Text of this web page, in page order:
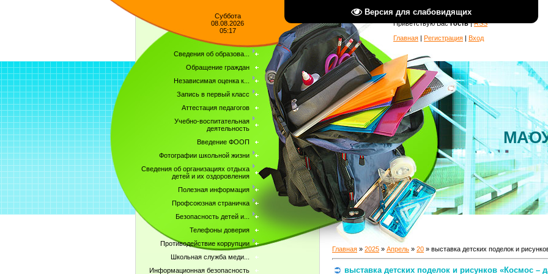
Версия для слабовидящих
Суббота
08.08.2026
05:17
Сведения об образова...
Обращение граждан
Независимая оценка к...
Запись в первый класс
Аттестация педагогов
Учебно-воспитательная
деятельность
Введение ФООП
Фотографии школьной жизни
Сведения об организациях отдыха
детей и их оздоровления
Полезная информация
Профсоюзная страничка
Безопасность детей и...
Телефоны доверия
Противодействие коррупции
Школьная служба меди...
Информационная безопасность
Приветствую Вас Гость|RSS
Главная | Регистрация | Вход
Главная » 2025 » Апрель » 20 » выставка детских поделок и
выставка детских поделок и рисунков «Космос –